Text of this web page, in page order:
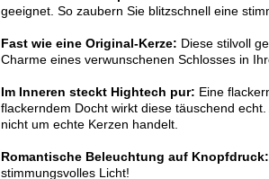
geeignet. So zaubern Sie blitzschnell eine
Fast wie eine Original-Kerze: Diese stilvoll
Charme eines verwunschenen Schlosses in
Im Inneren steckt Hightech pur: Eine
flackerndem Docht wirkt diese täuschend
nicht um echte Kerzen handelt.
Romantische Beleuchtung auf Knopfdruck:
stimmungsvolles Licht!